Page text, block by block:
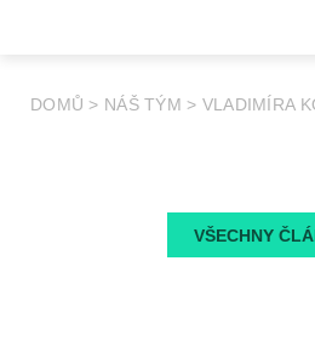
DOMŮ > NÁŠ TÝM > VLADIMÍRA
VŠECHNY